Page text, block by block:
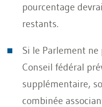
pourcentage
restants.
Si le Parlement
Conseil fédéral
supplémentaire,
combinée